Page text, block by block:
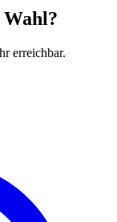
erreichbar.